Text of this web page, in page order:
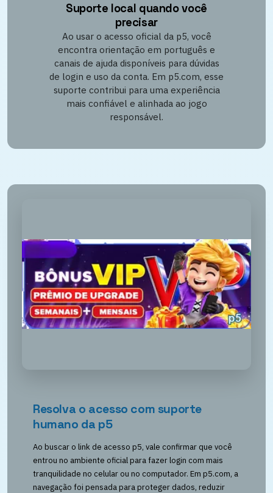
Suporte local quando você
precisar
Ao usar o acesso oficial da p5, você
encontra orientação em português e
canais de ajuda disponíveis para dúvidas
de login e uso da conta. Em p5.com, esse
suporte contribui para uma experiência
mais confiável e alinhada ao jogo
responsável.
Resolva o acesso com suporte
humano da p5
Ao buscar o link de acesso p5, vale confirmar que você
entrou no ambiente oficial para fazer login com mais
tranquilidade no celular ou no computador. Em p5.com, a
navegação foi pensada para proteger dados, reduzir